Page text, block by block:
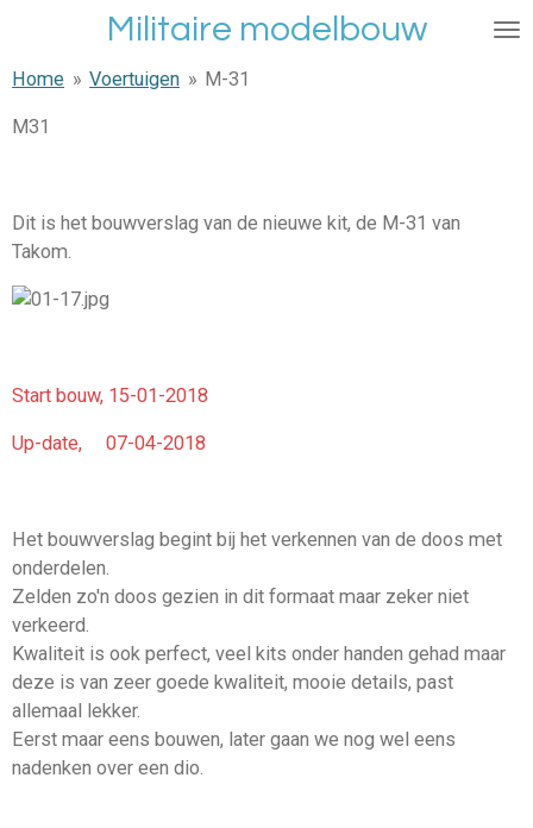
naar
hoofdinhoud
Militaire modelbouw
Home » Voertuigen » M-31
M31
Dit is het bouwverslag van de nieuwe kit, de M-31 van
Takom.
Start bouw, 15-01-2018
Up-date, 07-04-2018
Het bouwverslag begint bij het verkennen van de doos met
onderdelen.
Zelden zo'n doos gezien in dit formaat maar zeker niet
verkeerd.
Kwaliteit is ook perfect, veel kits onder handen gehad maar
deze is van zeer goede kwaliteit, mooie details, past
allemaal lekker.
Eerst maar eens bouwen, later gaan we nog wel eens
nadenken over een dio.